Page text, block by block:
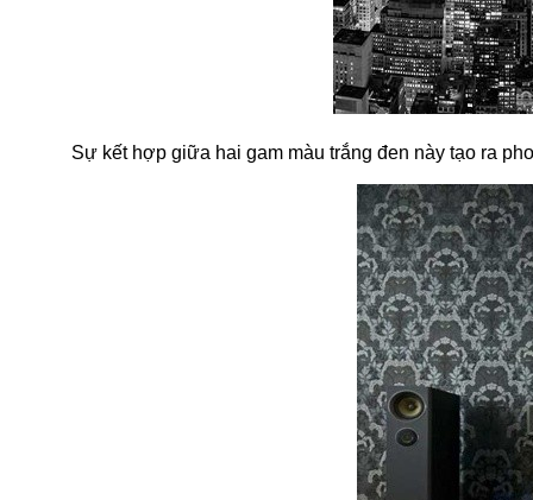
Sự kết hợp giữa hai gam màu trắng đen này tạo ra